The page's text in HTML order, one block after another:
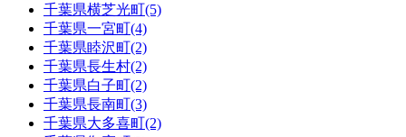
千葉県横芝光町(5)
千葉県一宮町(4)
千葉県睦沢町(2)
千葉県長生村(2)
千葉県白子町(2)
千葉県長南町(3)
千葉県大多喜町(2)